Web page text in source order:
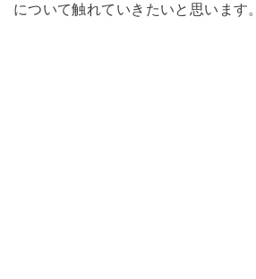
について触れていきたいと思います。